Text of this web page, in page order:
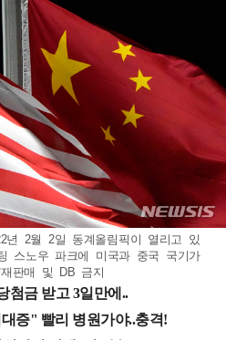
년 2월 2일 동계올림픽이 열리고 있
스노우 파크에 미국과 중국 국기가
판매 및 DB 금지